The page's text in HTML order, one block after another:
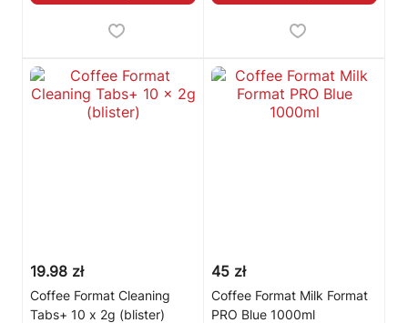
19.98 zł
Coffee Format Cleaning
Tabs+ 10 x 2g (blister)
45 zł
Coffee Format Milk Format
PRO Blue 1000ml